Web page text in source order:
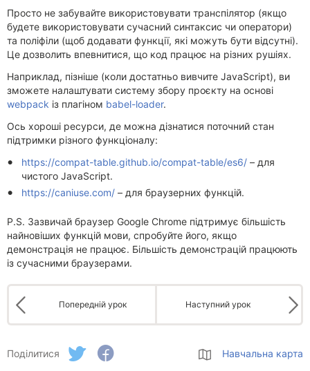
Просто не забувайте використовувати транспілятор (якщо
будете використовувати сучасний синтаксис чи оператори)
та поліфіли (щоб додавати функції, які можуть бути відсутні).
Це дозволить впевнитися, що код працює на різних рушіях.
Наприклад, пізніше (коли достатньо вивчите JavaScript), ви
зможете налаштувати систему збору проєкту на основі
webpack із плагіном babel-loader.
Ось хороші ресурси, де можна дізнатися поточний стан
підтримки різного функціоналу:
https://compat-table.github.io/compat-table/es6/ – для
чистого JavaScript.
https://caniuse.com/ – для браузерних функцій.
P.S. Зазвичай браузер Google Chrome підтримує більшість
найновіших функцій мови, спробуйте його, якщо
демонстрація не працює. Більшість демонстрацій працюють
із сучасними браузерами.
Попередній урок Наступний урок
Поділитися Навчальна карта